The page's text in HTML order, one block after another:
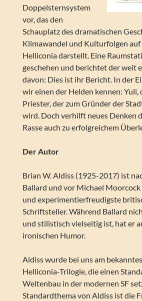
Doppelsternsystem
vor, das den
Schauplatz des dramatischen
Klimawandel und Kulturfolgen
Helliconia darstellt. Eine
geschehen und berichtet der weit
davon: Dies ist ihr Bericht. In der
wir einen der Helden kennen: Yuli,
Priester, der zum Gründer der
wird. Doch verhilft neues Denken
Rasse auch zu erfolgreichem
Der Autor
Brian W. Aldiss (1925-2017) ist
Ballard und vor Michael
und experimentierfreudigste
Schriftsteller. Während Ballard
und stilistisch vielseitig ist, hat er
ironischen Humor.
Aldiss wurde bei uns am
Helliconia-Trilogie, die einen
Weltenbau in der modernen SF
Standardthema von Aldiss ist die